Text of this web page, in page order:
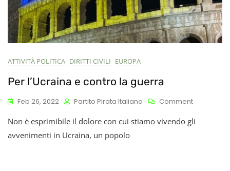
ATTIVITÀ POLITICA DIRITTI CIVILI EUROPA
Per l’Ucraina e contro la guerra
Feb 26, 2022 Partito Pirata Italiano CommentOn
L’Ucraina
Non è esprimibile il dolore con cui stiamo vivendo gli
avvenimenti in Ucraina, un popolo